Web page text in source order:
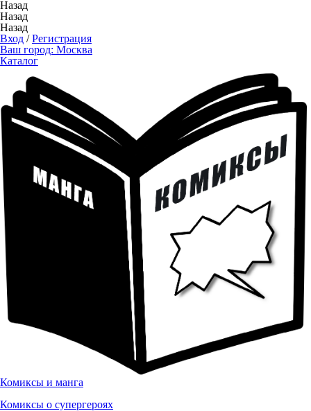
Назад
Назад
Назад
Вход /Регистрация
Ваш город: Москва
Каталог
Комиксы и манга
Комиксы о супергероях